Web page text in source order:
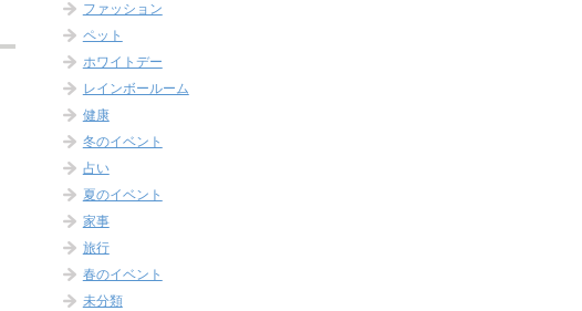
ファッション
ペット
ホワイトデー
レインボールーム
健康
冬のイベント
占い
夏のイベント
家事
旅行
春のイベント
未分類